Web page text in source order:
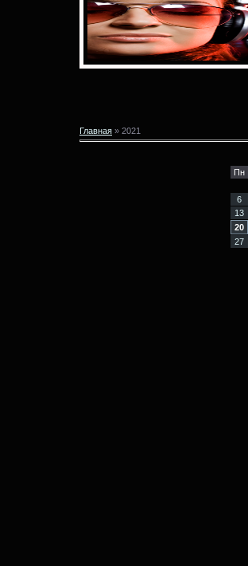
Главная » 2021
Пн
6
13
20
27